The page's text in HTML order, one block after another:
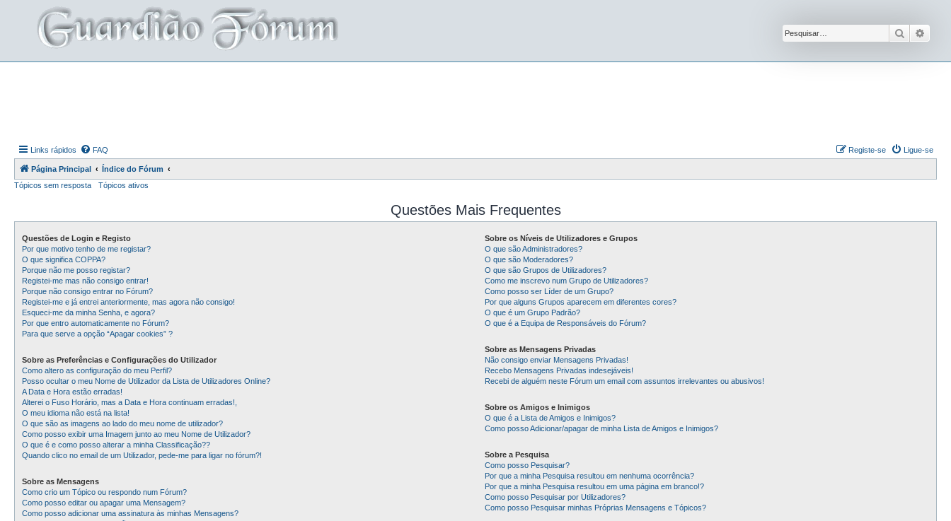
Pesquisar
Links rápidos FAQ Ligue-se
Registe-se
Página Principal
Índice do Fórum
Tópicos sem resposta
Tópicos ativos
Questões Mais Frequentes
Questões de Login e Registo
Por que motivo tenho de me registar?
O que significa COPPA?
Porque não me posso registar?
Registei-me mas não consigo entrar!
Porque não consigo entrar no Fórum?
Registei-me e já entrei anteriormente, mas agora não consigo!
Esqueci-me da minha Senha, e agora?
Por que entro automaticamente no Fórum?
Para que serve a opção “Apagar cookies” ?
Sobre as Preferências e Configurações do Utilizador
Como altero as configuração do meu Perfil?
Posso ocultar o meu Nome de Utilizador da Lista de Utilizadores Online?
A Data e Hora estão erradas!
Alterei o Fuso Horário, mas a Data e Hora continuam erradas!,
O meu idioma não está na lista!
O que são as imagens ao lado do meu nome de utilizador?
Como posso exibir uma Imagem junto ao meu Nome de Utilizador?
O que é e como posso alterar a minha Classificação??
Quando clico no email de um Utilizador, pede-me para ligar no fórum?!
Sobre as Mensagens
Como crio um Tópico ou respondo num Fórum?
Como posso editar ou apagar uma Mensagem?
Como posso adicionar uma assinatura às minhas Mensagens?
Sobre os Níveis de Utilizadores e Grupos
O que são Administradores?
O que são Moderadores?
O que são Grupos de Utilizadores?
Como me inscrevo num Grupo de Utilizadores?
Como posso ser Líder de um Grupo?
Por que alguns Grupos aparecem em diferentes cores?
O que é um Grupo Padrão?
O que é a Equipa de Responsáveis do Fórum?
Sobre as Mensagens Privadas
Não consigo enviar Mensagens Privadas!
Recebo Mensagens Privadas indesejáveis!
Recebi de alguém neste Fórum um email com assuntos irrelevantes ou abusivos!
Sobre os Amigos e Inimigos
O que é a Lista de Amigos e Inimigos?
Como posso Adicionar/apagar de minha Lista de Amigos e Inimigos?
Sobre a Pesquisa
Como posso Pesquisar?
Por que a minha Pesquisa resultou em nenhuma ocorrência?
Por que a minha Pesquisa resultou em uma página em branco!?
Como posso Pesquisar por Utilizadores?
Como posso Pesquisar minhas Próprias Mensagens e Tópicos?